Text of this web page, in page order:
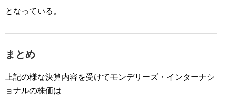
となっている。
まとめ
上記の様な決算内容を受けてモンデリーズ・インターナシ
ョナルの株価は